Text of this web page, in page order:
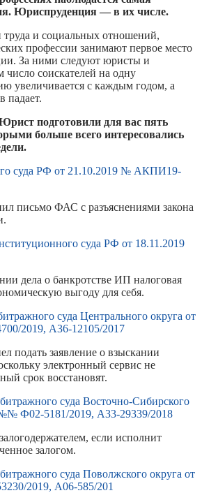
Юриспруденция — в их числе.
и социальных отношений,
профессии занимают первое место
За ними следуют юристы и
соискателей на одну
увеличивается с каждым годом, а
падает.
подготовили для вас пять
больше всего интересовались
суда РФ от 21.10.2019 № АКПИ19-
письмо ФАС с разъяснениями закона
суда РФ от 18.11.2019
дела о банкротстве ИП налоговая
выгоду для себя.
суда Центрального округа от
2019, А36-12105/2017
подать заявление о взыскании
электронный сервис не
срок восстановят.
суда Восточно-Сибирского
Ф02-5181/2019, А33-29339/2018
если исполнит
залогом.
суда Поволжского округа от
2019, А06-585/201